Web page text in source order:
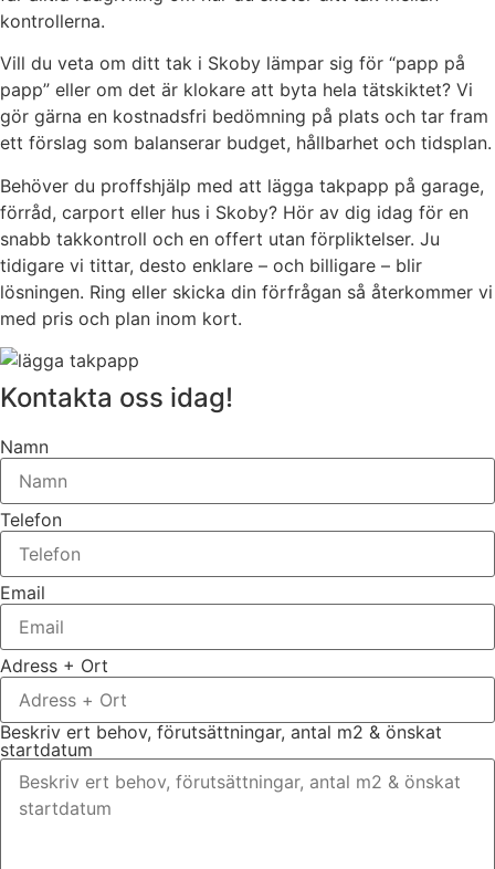
kontrollerna.
Vill du veta om ditt tak i Skoby lämpar sig för “papp på
papp” eller om det är klokare att byta hela tätskiktet? Vi
gör gärna en kostnadsfri bedömning på plats och tar fram
ett förslag som balanserar budget, hållbarhet och tidsplan.
Behöver du proffshjälp med att lägga takpapp på garage,
förråd, carport eller hus i Skoby? Hör av dig idag för en
snabb takkontroll och en offert utan förpliktelser. Ju
tidigare vi tittar, desto enklare – och billigare – blir
lösningen. Ring eller skicka din förfrågan så återkommer vi
med pris och plan inom kort.
Kontakta oss idag!
Namn
Telefon
Email
Adress + Ort
Beskriv ert behov, förutsättningar, antal m2 & önskat
startdatum